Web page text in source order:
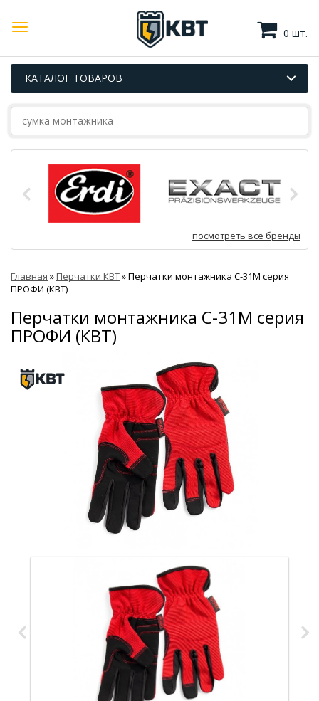
0 шт.
КАТАЛОГ ТОВАРОВ
посмотреть все бренды
Главная »Перчатки КВТ»Перчатки монтажника С-31M серия
ПРОФИ (КВТ)
Перчатки монтажника С-31M серия
ПРОФИ (КВТ)